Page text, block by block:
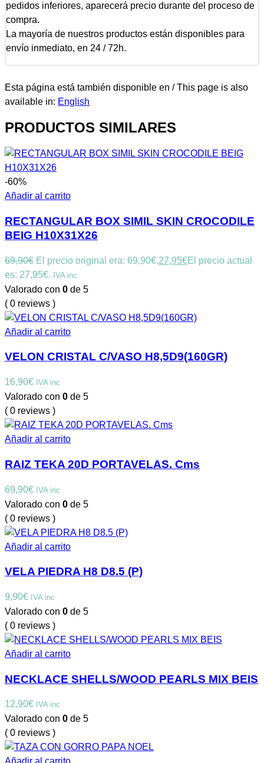
pedidos inferiores, aparecerá precio durante del proceso de
compra.
La mayoría de nuestros productos están disponibles para
envío inmediato, en 24 / 72h.
Esta página está también disponible en / This page is also
available in: English
PRODUCTOS SIMILARES
-60%
Añadir al carrito
RECTANGULAR BOX SIMIL SKIN CROCODILE
BEIG H10X31X26
69,90€ El precio original era: 69,90€.27,95€El precio actual
es: 27,95€. IVA inc
Valorado con 0 de 5
( 0 reviews )
Añadir al carrito
VELON CRISTAL C/VASO H8,5D9(160GR)
16,90€ IVA inc
Valorado con 0 de 5
( 0 reviews )
Añadir al carrito
RAIZ TEKA 20D PORTAVELAS. Cms
69,90€ IVA inc
Valorado con 0 de 5
( 0 reviews )
Añadir al carrito
VELA PIEDRA H8 D8.5 (P)
9,90€ IVA inc
Valorado con 0 de 5
( 0 reviews )
Añadir al carrito
NECKLACE SHELLS/WOOD PEARLS MIX BEIS
12,90€ IVA inc
Valorado con 0 de 5
( 0 reviews )